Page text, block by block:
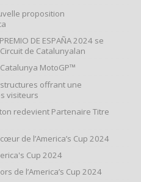
proposition
DE ESPAÑA 2024 se
de Catalunyalan
MotoGP™
offrant une
visiteurs
redevient Partenaire Titre
de l’America’s Cup 2024
Cup 2024
de l’America’s Cup 2024